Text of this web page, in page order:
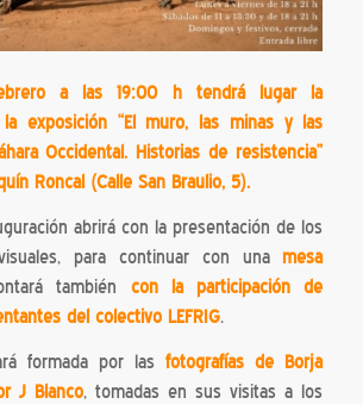
a las 19:00 h tendrá lugar la
exposición “El muro, las minas y las
Occidental. Historias de resistencia”
Roncal (Calle San Braulio, 5).
abrirá con la presentación de los
para continuar con unamesa
también con la participación de
del colectivo LEFRIG.
formada por lasfotografías de Borja
J Blanco, tomadas en sus visitas a los